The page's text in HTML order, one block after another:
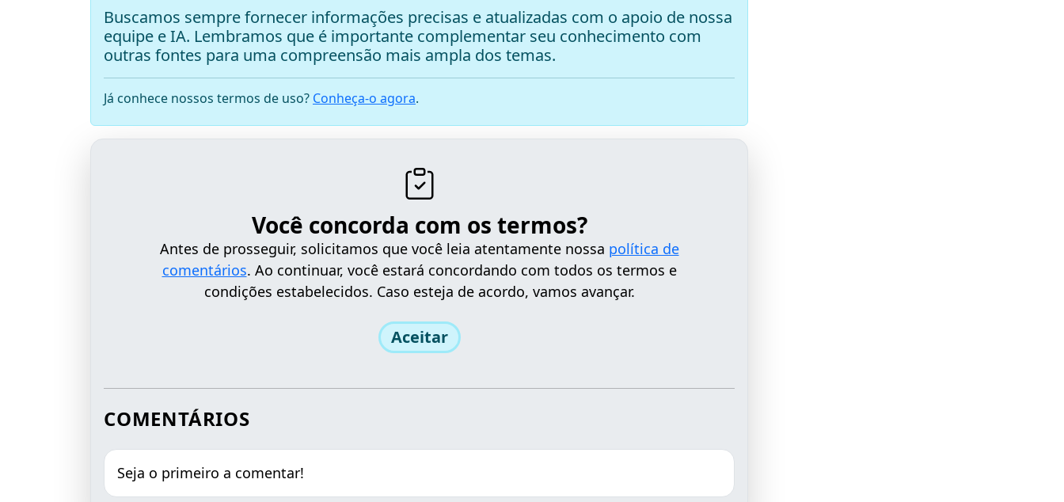
Buscamos sempre fornecer informações precisas e atualizadas com o apoio de nossa
equipe e IA. Lembramos que é importante complementar seu conhecimento com
outras fontes para uma compreensão mais ampla dos temas.
Já conhece nossos termos de uso? Conheça-o agora.
Você concorda com os termos?
Antes de prosseguir, solicitamos que você leia atentamente nossa política de
comentários. Ao continuar, você estará concordando com todos os termos e
condições estabelecidos. Caso esteja de acordo, vamos avançar.
Aceitar
COMENTÁRIOS
Seja o primeiro a comentar!